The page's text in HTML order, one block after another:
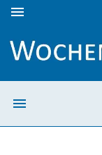
menu
menu